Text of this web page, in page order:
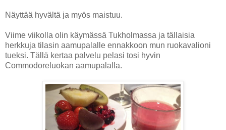
Näyttää hyvältä ja myös maistuu.
Viime viikolla olin käymässä Tukholmassa ja tällaisia
herkkuja tilasin aamupalalle ennakkoon mun ruokavalioni
tueksi. Tällä kertaa palvelu pelasi tosi hyvin
Commodoreluokan aamupalalla.